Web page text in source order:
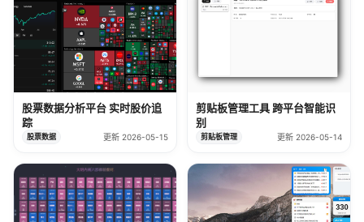
股票数据分析平台 实时股价追
踪
股票数据 更新 2026-05-15
剪贴板管理工具 跨平台智能识
别
剪贴板管理 更新 2026-05-14